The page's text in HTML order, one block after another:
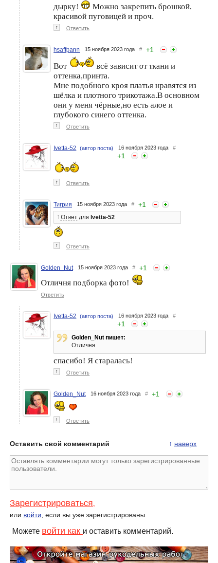
дырку!
Можно закрепить брошкой,
красивой пуговицей и проч.
↑ Ответить
hsaffpann 15 ноября 2023 года # +1
Вот
всё зависит от ткани и
оттенка,принта.
Мне подобного кроя платья нравятся из
шёлка и плотного трикотажа.В основном
они у меня чёрные,но есть алое и
глубокого синего оттенка.
↑ Ответить
Ivetta-52 (автор поста) 16 ноября 2023 года #
+1
↑ Ответить
Тигрия 15 ноября 2023 года # +1
↑ Ответ для Ivetta-52
↑ Ответить
Golden_Nut 15 ноября 2023 года # +1
Отличня подборка фото!
Ответить
Ivetta-52 (автор поста) 16 ноября 2023 года #
+1
Golden_Nut пишет:
Отличня
спасибо! Я старалась!
↑ Ответить
Golden_Nut 16 ноября 2023 года # +1
↑ Ответить
↑ наверх
Оставить свой комментарий
Зарегистрироваться,
или войти , если вы уже зарегистрированы.
Можете войти как и оставить комментарий.